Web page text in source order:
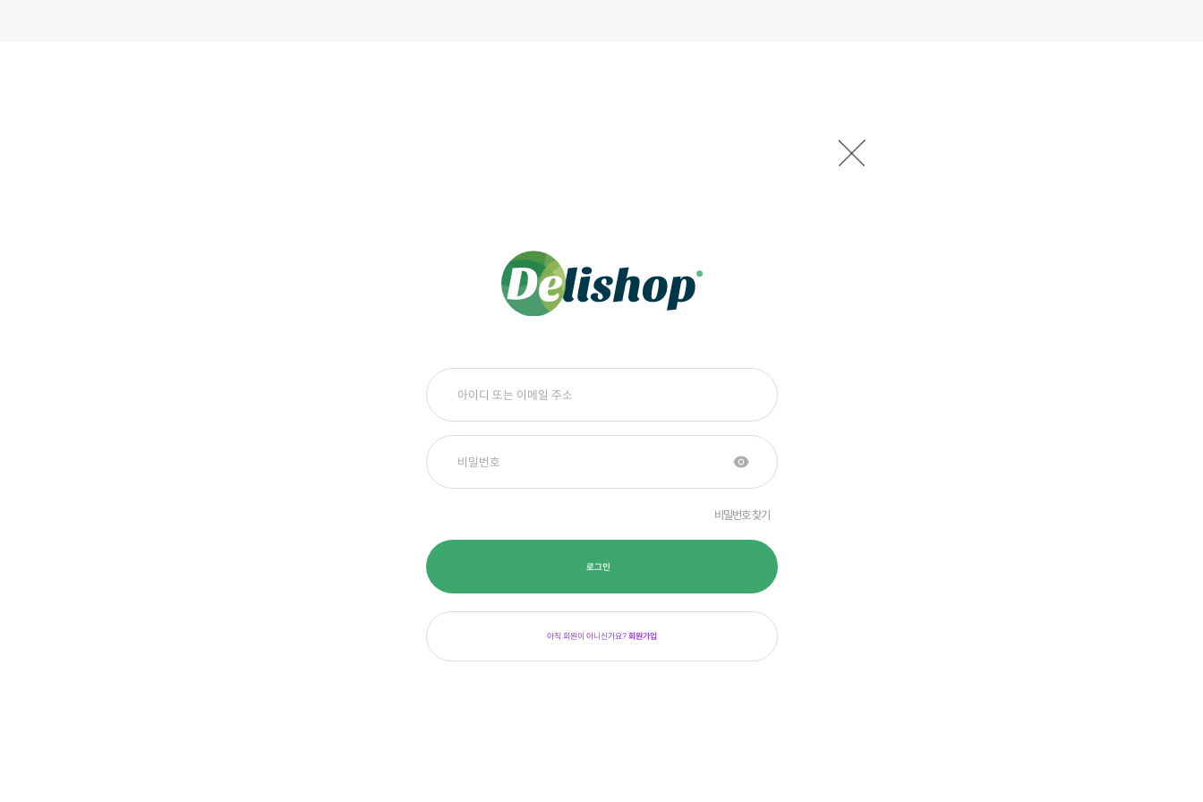
비밀번호 찾기
로그인
아직 회원이 아니신가요?회원가입